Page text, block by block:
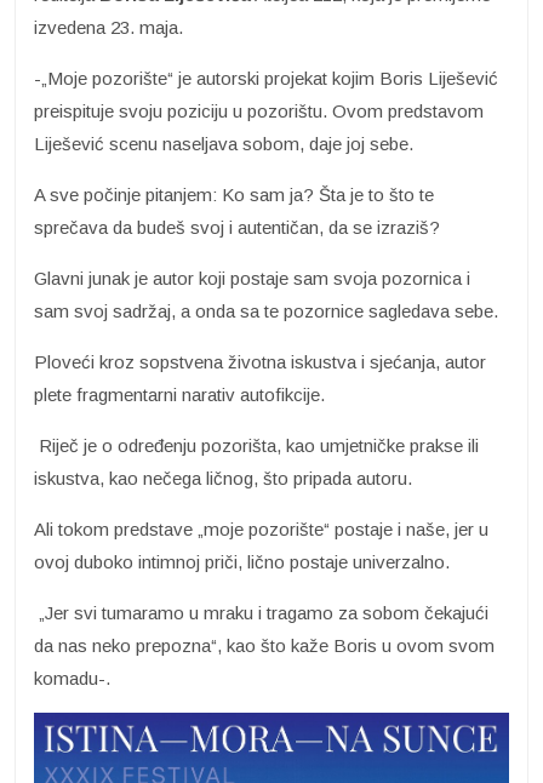
izvedena 23. maja.
-„Moje pozorište“ je autorski projekat kojim Boris Liješević
preispituje svoju poziciju u pozorištu. Ovom predstavom
Liješević scenu naseljava sobom, daje joj sebe.
A sve počinje pitanjem: Ko sam ja? Šta je to što te
sprečava da budeš svoj i autentičan, da se izraziš?
Glavni junak je autor koji postaje sam svoja pozornica i
sam svoj sadržaj, a onda sa te pozornice sagledava sebe.
Ploveći kroz sopstvena životna iskustva i sjećanja, autor
plete fragmentarni narativ autofikcije.
Riječ je o određenju pozorišta, kao umjetničke prakse ili
iskustva, kao nečega ličnog, što pripada autoru.
Ali tokom predstave „moje pozorište“ postaje i naše, jer u
ovoj duboko intimnoj priči, lično postaje univerzalno.
„Jer svi tumaramo u mraku i tragamo za sobom čekajući
da nas neko prepozna“, kao što kaže Boris u ovom svom
komadu-.